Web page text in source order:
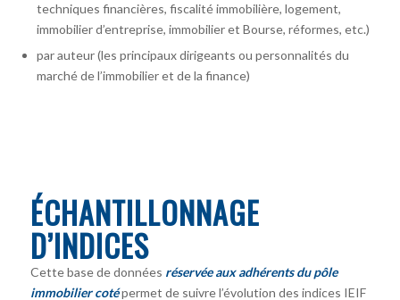
techniques financières, fiscalité immobilière, logement,
immobilier d’entreprise, immobilier et Bourse, réformes, etc.)
par auteur (les principaux dirigeants ou personnalités du
marché de l’immobilier et de la finance)
ÉCHANTILLONNAGE
D’INDICES
Cette base de données réservée aux adhérents du pôle
immobilier coté permet de suivre l’évolution des indices IEIF